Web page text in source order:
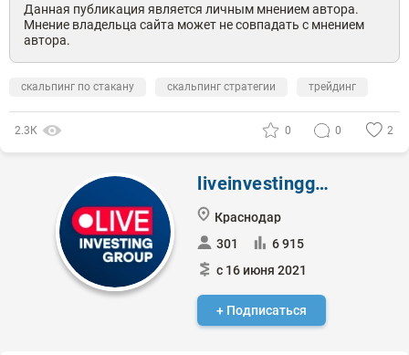
Данная публикация является личным мнением автора.
Мнение владельца сайта может не совпадать с мнением
автора.
скальпинг по стакану скальпинг стратегии трейдинг
2.3К 0 0 2
liveinvestinggroup
Краснодар
301
6 915
с 16 июня 2021
+ Подписаться